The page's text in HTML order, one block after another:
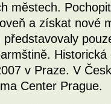
městech.
a získat nové
představovaly
v Praze. V
Center Prague.